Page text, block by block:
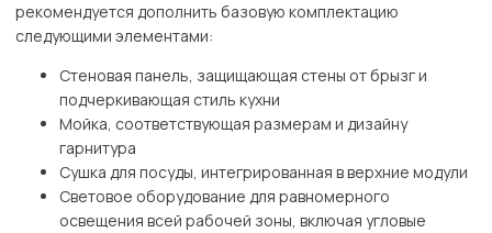
рекомендуется дополнить базовую комплектацию
следующими элементами:
Стеновая панель, защищающая стены от брызг и
подчеркивающая стиль кухни
Мойка, соответствующая размерам и дизайну
гарнитура
Сушка для посуды, интегрированная в верхние модули
Световое оборудование для равномерного
освещения всей рабочей зоны, включая угловые